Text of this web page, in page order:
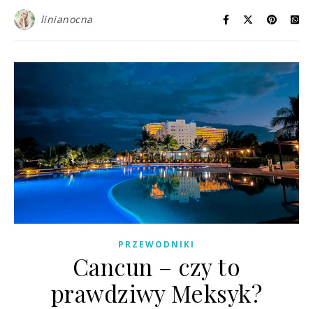
linianocna
PRZEWODNIKI
Cancun – czy to
prawdziwy Meksyk?